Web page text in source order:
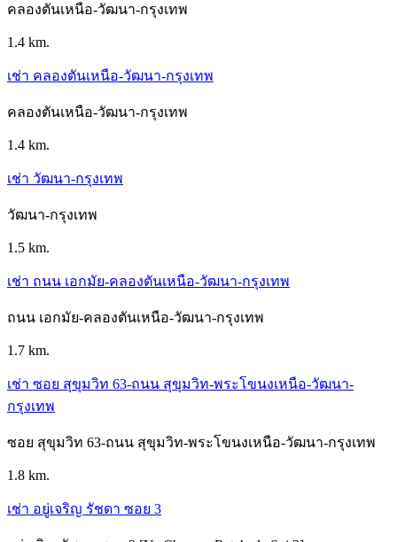
คลองตันเหนือ-วัฒนา-กรุงเทพ
1.4 km.
เช่า คลองตันเหนือ-วัฒนา-กรุงเทพ
คลองตันเหนือ-วัฒนา-กรุงเทพ
1.4 km.
เช่า วัฒนา-กรุงเทพ
วัฒนา-กรุงเทพ
1.5 km.
เช่า ถนน เอกมัย-คลองตันเหนือ-วัฒนา-กรุงเทพ
ถนน เอกมัย-คลองตันเหนือ-วัฒนา-กรุงเทพ
1.7 km.
เช่า ซอย สุขุมวิท 63-ถนน สุขุมวิท-พระโขนงเหนือ-วัฒนา-
กรุงเทพ
ซอย สุขุมวิท 63-ถนน สุขุมวิท-พระโขนงเหนือ-วัฒนา-กรุงเทพ
1.8 km.
เช่า อยู่เจริญ รัชดา ซอย 3